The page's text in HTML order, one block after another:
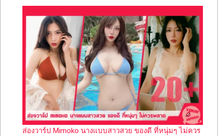
ส่องวาร์ป Mimoko นางแบบสาวสวย ของดี ที่หนุ่มๆ ไม่ควร